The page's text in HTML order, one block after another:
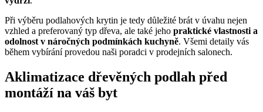
Při výběru podlahových krytin je tedy důležité brát v úvahu nejen
vzhled a preferovaný typ dřeva, ale také jeho praktické vlastnosti a
odolnost v náročných podmínkách kuchyně. Všemi detaily vás
během vybírání provedou naši poradci v prodejních salonech.
Aklimatizace dřevěných podlah před
montáží na váš byt